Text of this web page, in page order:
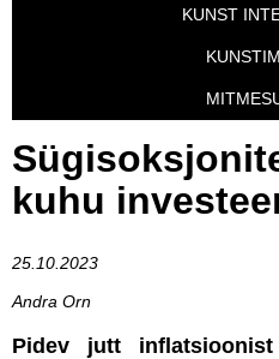
KUNST
kuhu
25.10.2023
Andra Orn
Pidev jutt